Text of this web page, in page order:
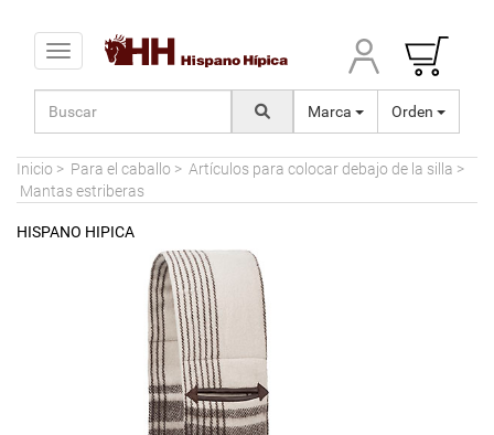
Toggle navigation
Marca Orden
Inicio > Para el caballo > Artículos para colocar debajo de la silla >
Mantas estriberas
HISPANO HIPICA